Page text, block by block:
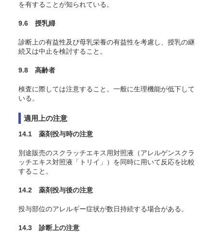
を有することが知られている。
9.6 授乳婦
診断上の有益性及び母乳栄養の有益性を考慮し、授乳の継
続又は中止を検討すること。
9.8 高齢者
検査に際しては注意すること。一般に生理機能が低下して
いる。
適用上の注意
14.1 薬剤投与時の注意
別途販売のスクラッチエキス用対照液（アレルゲンスクラ
ッチエキス対照液「トリイ」）を同時に用いて反応を比較
すること。
14.2 薬剤投与後の注意
投与部位のアレルギー症状が数日持続する場合がある。
14.3 診断上の注意